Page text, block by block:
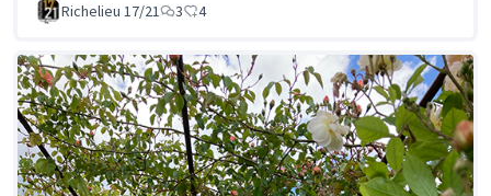
Richelieu 17/21 3 4